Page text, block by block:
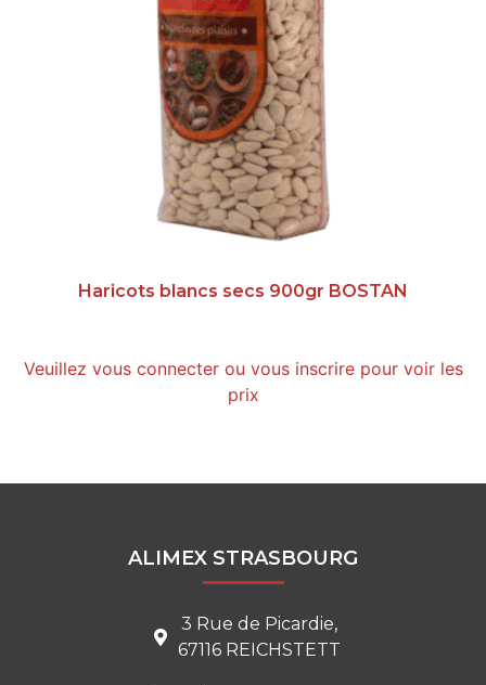
Haricots blancs secs 900gr BOSTAN
Veuillez vous connecter ou vous inscrire pour voir les
prix
ALIMEX STRASBOURG
3 Rue de Picardie,
67116 REICHSTETT